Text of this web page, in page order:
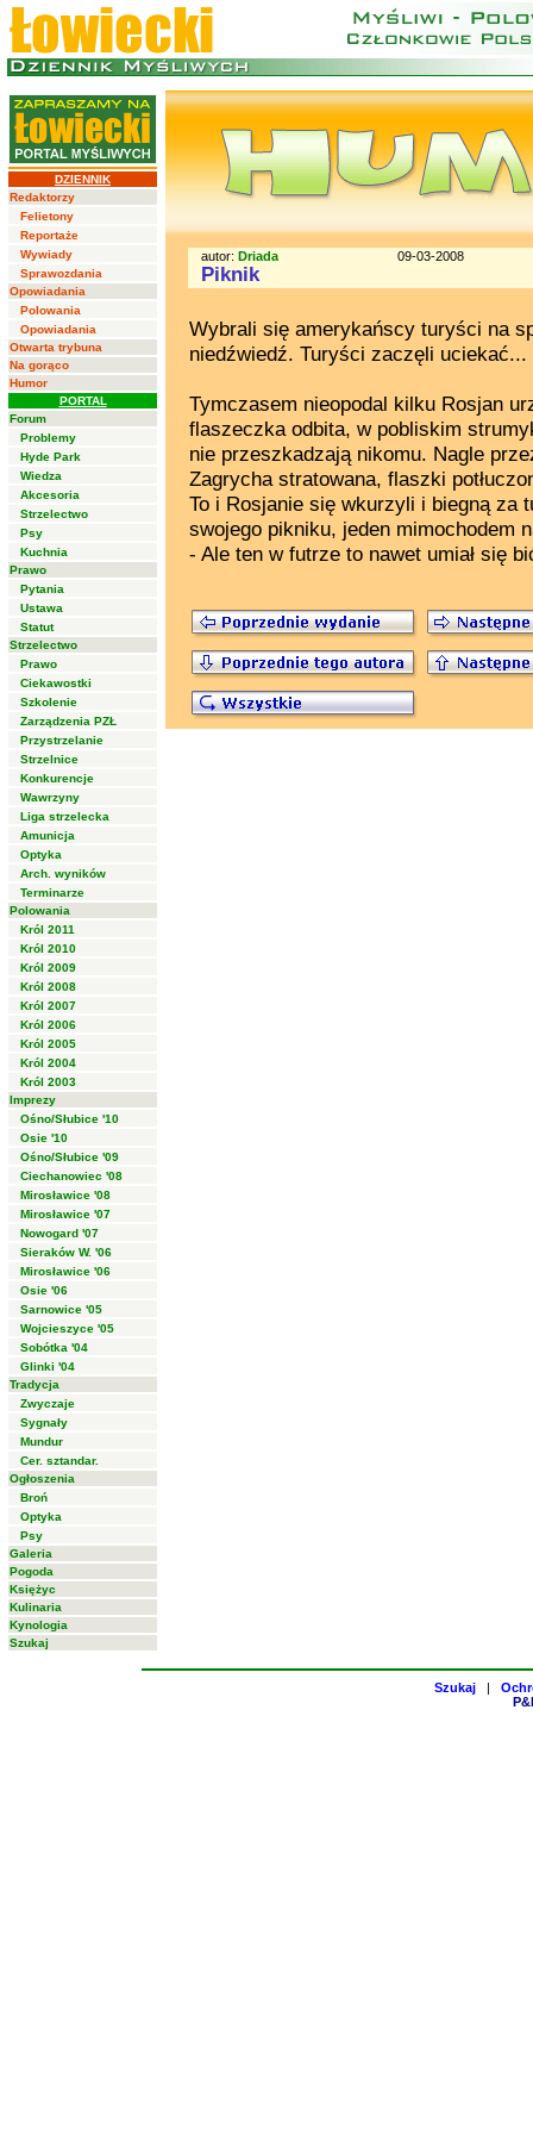
DZIENNIK
Redaktorzy
Felietony
Reportaże
Wywiady
Sprawozdania
Opowiadania
Polowania
Opowiadania
Otwarta trybuna
Na gorąco
Humor
PORTAL
Forum
Problemy
Hyde Park
Wiedza
Akcesoria
Strzelectwo
Psy
Kuchnia
Prawo
Pytania
Ustawa
Statut
Strzelectwo
Prawo
Ciekawostki
Szkolenie
Zarządzenia PZŁ
Przystrzelanie
Strzelnice
Konkurencje
Wawrzyny
Liga strzelecka
Amunicja
Optyka
Arch. wyników
Terminarze
Polowania
Król 2011
Król 2010
Król 2009
Król 2008
Król 2007
Król 2006
Król 2005
Król 2004
Król 2003
Imprezy
Ośno/Słubice '10
Osie '10
Ośno/Słubice '09
Ciechanowiec '08
Mirosławice '08
Mirosławice '07
Nowogard '07
Sieraków W. '06
Mirosławice '06
Osie '06
Sarnowice '05
Wojcieszyce '05
Sobótka '04
Glinki '04
Tradycja
Zwyczaje
Sygnały
Mundur
Cer. sztandar.
Ogłoszenia
Broń
Optyka
Psy
Galeria
Pogoda
Księżyc
Kulinaria
Kynologia
Szukaj
autor: Driada 09-03-2008
Piknik
Wybrali się amerykańscy turyści na
niedźwiedź. Turyści zaczęli uciekać...
Tymczasem nieopodal kilku Rosjan
flaszeczka odbita, w pobliskim
nie przeszkadzają nikomu. Nagle
Zagrycha stratowana, flaszki
To i Rosjanie się wkurzyli i biegną za
swojego pikniku, jeden mimochodem
- Ale ten w futrze to nawet umiał się
Szukaj |